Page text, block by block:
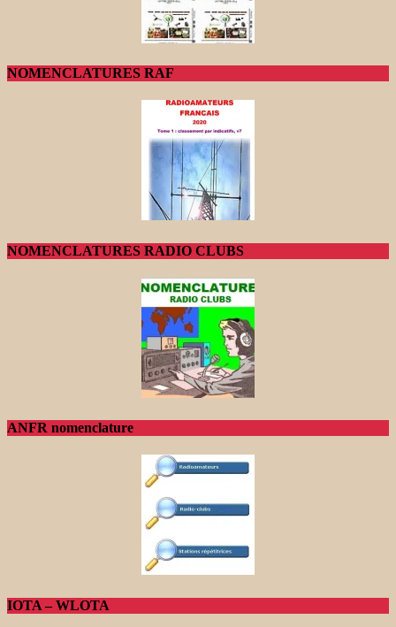
NOMENCLATURES RAF
NOMENCLATURES RADIO CLUBS
ANFR nomenclature
IOTA – WLOTA